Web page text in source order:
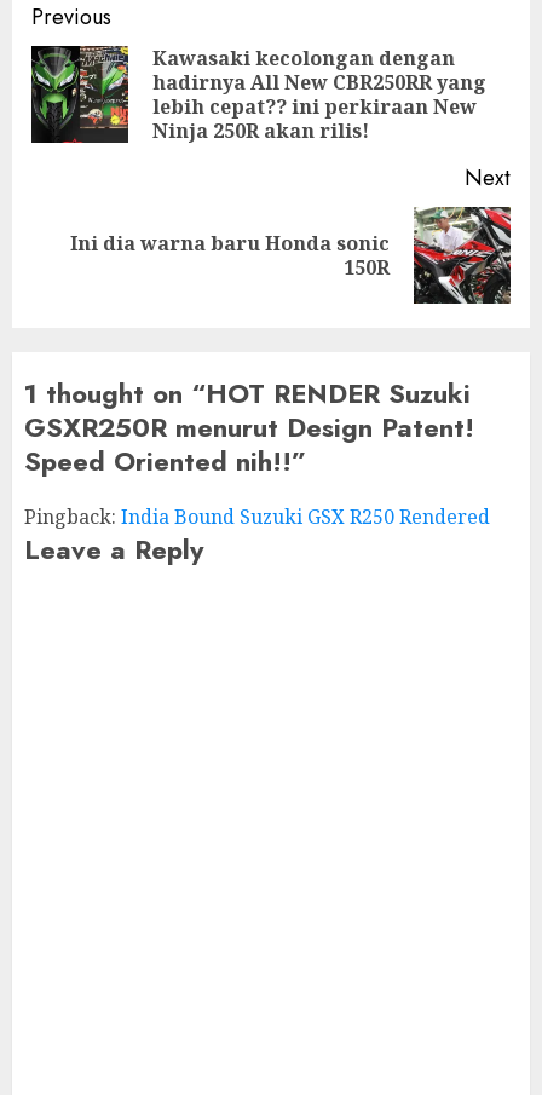
Post
navigation
Previous
Kawasaki kecolongan dengan
hadirnya All New CBR250RR yang
lebih cepat?? ini perkiraan New
Ninja 250R akan rilis!
Next
NextIni dia warna baru Honda sonic
150R
1 thought on “HOT RENDER Suzuki
GSXR250R menurut Design Patent!
Speed Oriented nih!!”
Pingback: India Bound Suzuki GSX R250 Rendered
Leave a Reply